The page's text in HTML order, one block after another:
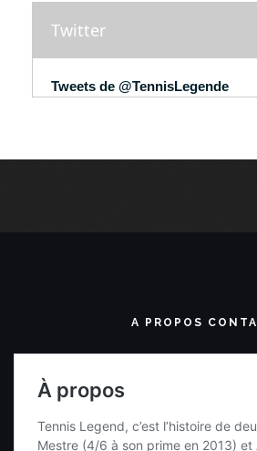
Twitter
Tweets de @TennisLegende
A PROPOS